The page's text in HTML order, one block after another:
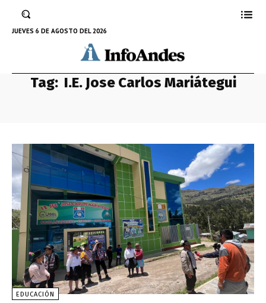
JUEVES 6 DE AGOSTO DEL 2026
Tag: I.E. Jose Carlos Mariátegui
EDUCACIÓN